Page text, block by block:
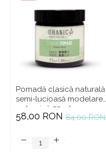
Pomadă clasică naturală
semi-lucioasă modelare
puternică 55 ml
84,00 RON
58,00 RON